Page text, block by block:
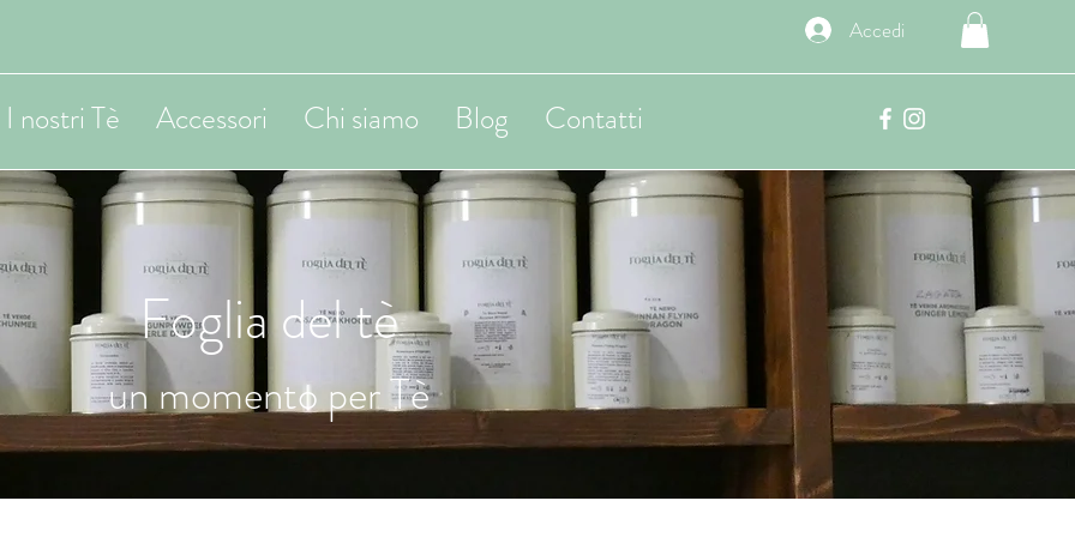
Accedi
I nostri Tè Accessori Chi siamo Blog Contatti
Foglia del tè
un momento per Tè